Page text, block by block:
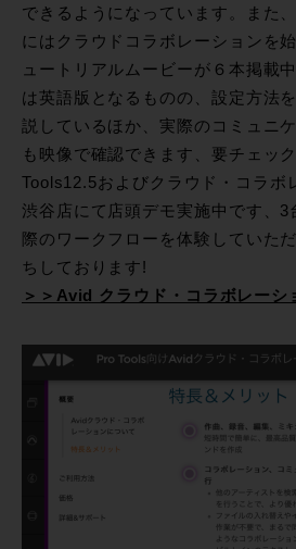
できるようになっています。また
にはクラウドコラボレーションを
ュートリアルムービーが６本掲載
は英語版となるものの、設定方法
説しているほか、実際のコミュニ
も映像で確認できます、要チェッ
Tools12.5およびクラウド・コラボ
渋谷店にて店頭デモ実施中です、3
際のワークフローを体験していた
ちしております!
＞＞Avid クラウド・コラボレーシ